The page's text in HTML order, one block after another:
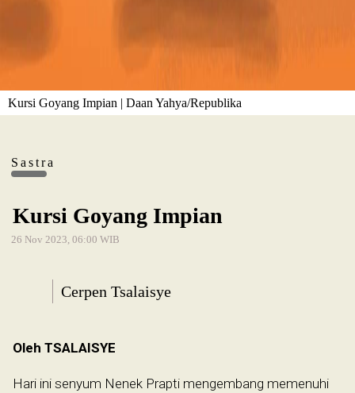
Kursi Goyang Impian | Daan Yahya/Republika
Sastra
Kursi Goyang Impian
26 Nov 2023, 06:00 WIB
Cerpen Tsalaisye
Oleh TSALAISYE
Hari ini senyum Nenek Prapti mengembang memenuhi